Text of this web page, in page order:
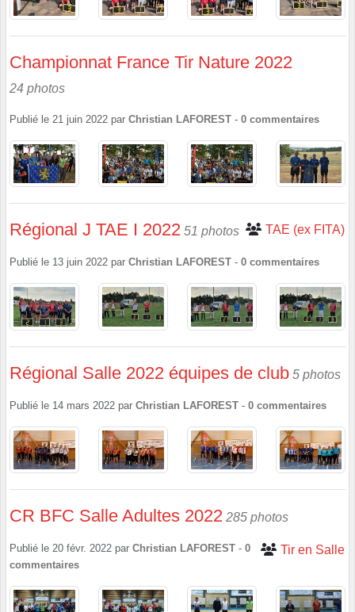
Championnat France Tir Nature 2022
24 photos
Publié le 21 juin 2022 par Christian LAFOREST - 0 commentaires
Régional J TAE I 2022 51 photos TAE (ex FITA)
Publié le 13 juin 2022 par Christian LAFOREST - 0 commentaires
Régional Salle 2022 équipes de club 5 photos
Publié le 14 mars 2022 par Christian LAFOREST - 0 commentaires
CR BFC Salle Adultes 2022 285 photos
Tir en Salle
Publié le 20 févr. 2022 par Christian LAFOREST - 0
commentaires